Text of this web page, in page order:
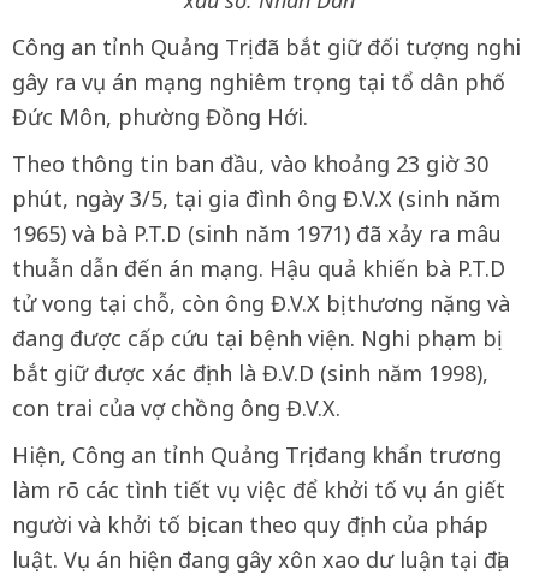
Công an tỉnh Quảng Trị đã bắt giữ đối tượng nghi
gây ra vụ án mạng nghiêm trọng tại tổ dân phố
Đức Môn, phường Đồng Hới.
Theo thông tin ban đầu, vào khoảng 23 giờ 30
phút, ngày 3/5, tại gia đình ông Đ.V.X (sinh năm
1965) và bà P.T.D (sinh năm 1971) đã xảy ra mâu
thuẫn dẫn đến án mạng. Hậu quả khiến bà P.T.D
tử vong tại chỗ, còn ông Đ.V.X bị thương nặng và
đang được cấp cứu tại bệnh viện. Nghi phạm bị
bắt giữ được xác định là Đ.V.D (sinh năm 1998),
con trai của vợ chồng ông Đ.V.X.
Hiện, Công an tỉnh Quảng Trị đang khẩn trương
làm rõ các tình tiết vụ việc để khởi tố vụ án giết
người và khởi tố bị can theo quy định của pháp
luật. Vụ án hiện đang gây xôn xao dư luận tại địa